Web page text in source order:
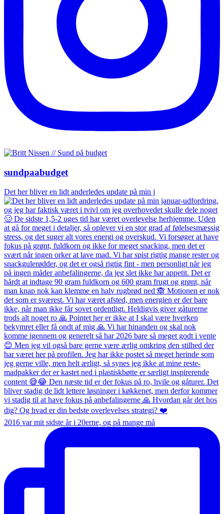
sundpaabudget
Det her bliver en lidt anderledes update på min j
2016 var mit sidste år i 20erne, og på mange må